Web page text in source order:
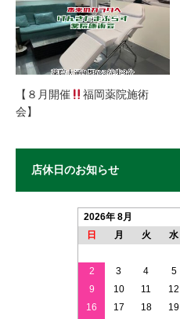
【８月開催
福岡薬院施術
会】
店休日のお知らせ
2026年 8月
日
月 火 水
2
3 4 5
9
10 11 12
16
17 18 19